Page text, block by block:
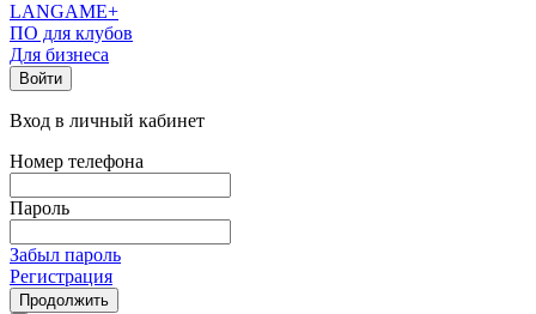
LANGAME+
ПО для клубов
Для бизнеса
Войти
Вход в личный кабинет
Номер телефона
Пароль
Забыл пароль
Регистрация
Продолжить